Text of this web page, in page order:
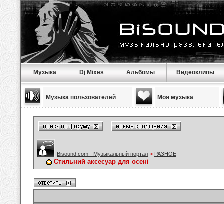
Музыка Dj Mixes Альбомы Видеоклипы
Музыка пользователей Моя музыка
Bisound.com - Музыкальный портал > РАЗНОЕ
Стильний аксесуар для осені